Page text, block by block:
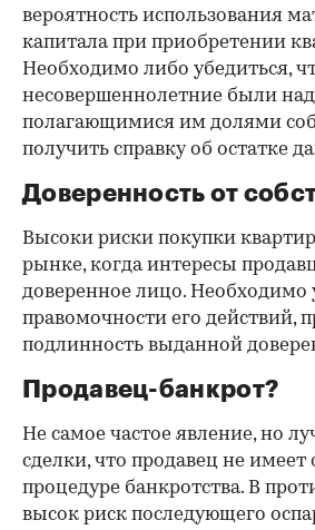
вероятность использования
капитала при приобретении
Необходимо либо убедиться,
несовершеннолетние были
полагающимися им долями
получить справку об остатке
Доверенность от
Высоки риски покупки
рынке, когда интересы
доверенное лицо. Необходимо
правомочности его действий,
подлинность выданной
Продавец-банкрот?
Не самое частое явление, но
сделки, что продавец не
процедуре банкротства. В
высок риск последующего